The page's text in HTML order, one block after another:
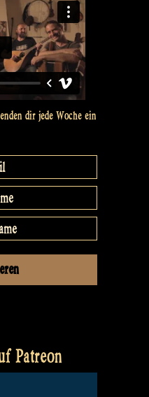
dir jede Woche ein
Patreon